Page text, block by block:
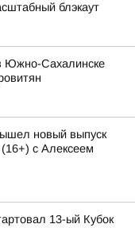
блэкаут
Южно-Сахалинске
новый выпуск
с Алексеем
13-ый Кубок